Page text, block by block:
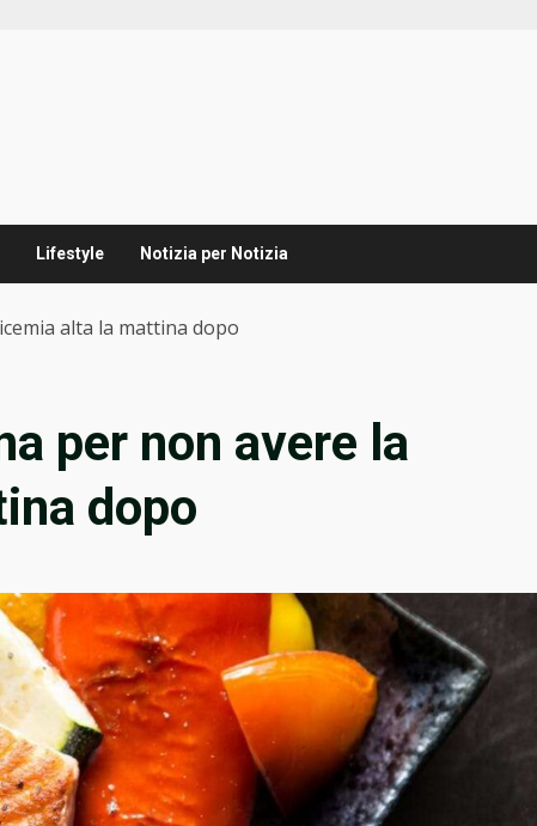
Lifestyle Notizia per Notizia
alta la mattina dopo
per non avere la
dopo